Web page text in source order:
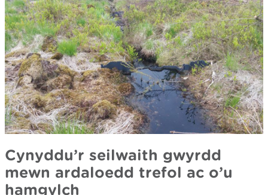
Cynyddu’r seilwaith gwyrdd
mewn ardaloedd trefol ac o’u
hamgylch